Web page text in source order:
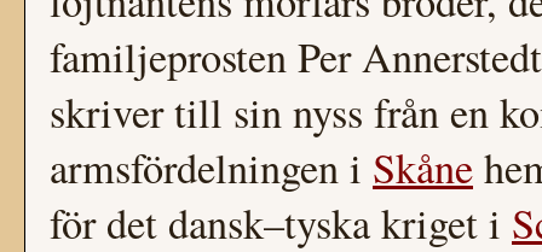
familjeprosten Per
skriver till sin nyss från en
armsfördelningen i Skåne
för det dansk–tyska kriget i